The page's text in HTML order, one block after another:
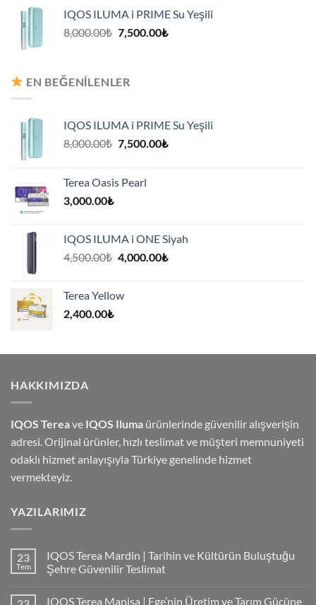
7,500.00₺.
IQOS ILUMA i PRIME Su Yeşili
8,000.00₺ Orijinal
7,500.00₺Şu
EN BEĞENILENLER
IQOS ILUMA i PRIME Su Yeşili
8,000.00₺ Orijinal
7,500.00₺Şu
Terea Oasis Pearl
3,000.00₺
IQOS ILUMA i ONE Siyah
4,500.00₺ Orijinal
4,000.00₺Şu
Terea Yellow
2,400.00₺
HAKKIMIZDA
IQOS Tereave IQOS Iluma ürünlerinde güvenilir alışverişin
adresi. Orijinal ürünler, hızlı teslimat ve müşteri memnuniyeti
odaklı hizmet anlayışıyla Türkiye genelinde hizmet
vermekteyiz.
YAZILARIMIZ
23
Tem
IQOS Terea Mardin | Tarihin ve Kültürün Buluştuğu
Şehre Güvenilir Teslimat
IQOS Terea Manisa | Ege’nin Üretim ve Tarım Gücüne